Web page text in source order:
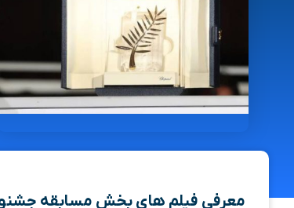
معرفی فیلم‌ های بخش مسابقه جشنواره «کن» ۲۰۲۲ / سعید روستایی